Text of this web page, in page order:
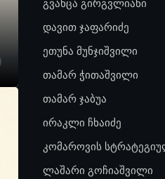
გვანცა გირგვლიანი
დავით ჯაფარიძე
ეთუნა მუნჯიშვილი
თამარ ჭითაშვილი
თამარ ჯაბუა
ირაკლი ჩხაიძე
კომაროვის
ლაშარი გოჩიაშვილი